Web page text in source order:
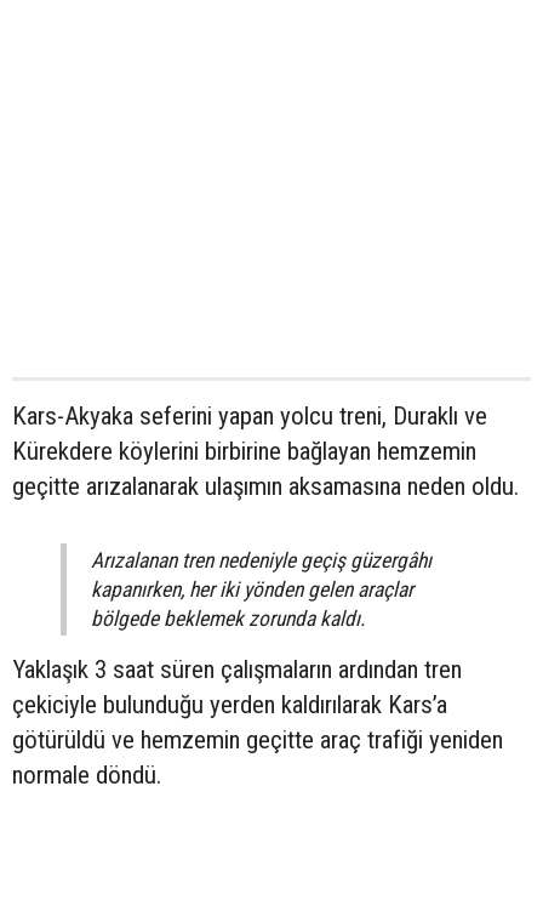
Kars-Akyaka seferini yapan yolcu treni, Duraklı ve
Kürekdere köylerini birbirine bağlayan hemzemin
geçitte arızalanarak ulaşımın aksamasına neden oldu.
Arızalanan tren nedeniyle geçiş güzergâhı
kapanırken, her iki yönden gelen araçlar
bölgede beklemek zorunda kaldı.
Yaklaşık 3 saat süren çalışmaların ardından tren
çekiciyle bulunduğu yerden kaldırılarak Kars’a
götürüldü ve hemzemin geçitte araç trafiği yeniden
normale döndü.